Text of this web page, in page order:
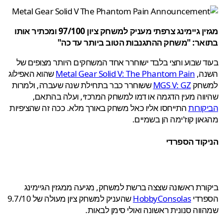
מגזין גיימינג צרפתי מעניק למשחק ציון 97/100 ומכתיר אותו
"משחק ההתגנבות הטוב ביותר עד כה"
שבוע וחצי בלבד ישוחרר אחד המשחקים היותר מצופים של
Metal Gear Solid V: The Phantom Painשהוא האפילוג
MGS V: GZששוחרר כבר בתחילת שנה שעברה, ולמרות
מעין הדגמה או דמו למשחק המרכזי, ועלה בהתאם,
התייחסו אליו כאל משחק באורך מלא. ככה זה שהציפיות
קוז'ימה הן בשמיים.
הספרדי
ראשונה שצצה ברשת למשחק, מגיעה ממגזין הגיימינג
HobbyConsolas
שהעניק למשחק ציון מעולה של 9.7/10
סנונית ראשונה ואולי סימן לבאות.